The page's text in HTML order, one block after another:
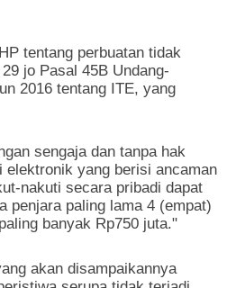
tentang perbuatan tidak
jo Pasal 45B Undang-
2016 tentang ITE, yang
sengaja dan tanpa hak
elektronik yang berisi ancaman
nakuti secara pribadi dapat
penjara paling lama 4 (empat)
banyak Rp750 juta."
akan disampaikannya